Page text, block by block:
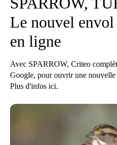
Le nouvel
en ligne
Avec SPARROW, Criteo
Google, pour ouvrir une
Plus d'infos ici.